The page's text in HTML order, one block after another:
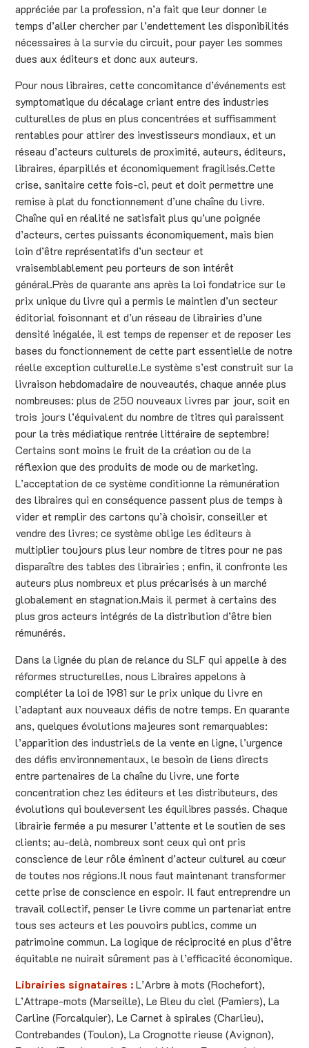
appréciée par la profession, n’a fait que leur donner le
temps d’aller chercher par l’endettement les disponibilités
nécessaires à la survie du circuit, pour payer les sommes
dues aux éditeurs et donc aux auteurs.
Pour nous libraires, cette concomitance d’événements est
symptomatique du décalage criant entre des industries
culturelles de plus en plus concentrées et suffisamment
rentables pour attirer des investisseurs mondiaux, et un
réseau d’acteurs culturels de proximité, auteurs, éditeurs,
libraires, éparpillés et économiquement fragilisés.Cette
crise, sanitaire cette fois-ci, peut et doit permettre une
remise à plat du fonctionnement d’une chaîne du livre.
Chaîne qui en réalité ne satisfait plus qu’une poignée
d’acteurs, certes puissants économiquement, mais bien
loin d’être représentatifs d’un secteur et
vraisemblablement peu porteurs de son intérêt
général.Près de quarante ans après la loi fondatrice sur le
prix unique du livre qui a permis le maintien d’un secteur
éditorial foisonnant et d’un réseau de librairies d’une
densité inégalée, il est temps de repenser et de reposer les
bases du fonctionnement de cette part essentielle de notre
réelle exception culturelle.Le système s’est construit sur la
livraison hebdomadaire de nouveautés, chaque année plus
nombreuses: plus de 250 nouveaux livres par jour, soit en
trois jours l’équivalent du nombre de titres qui paraissent
pour la très médiatique rentrée littéraire de septembre!
Certains sont moins le fruit de la création ou de la
réflexion que des produits de mode ou de marketing.
L’acceptation de ce système conditionne la rémunération
des libraires qui en conséquence passent plus de temps à
vider et remplir des cartons qu’à choisir, conseiller et
vendre des livres; ce système oblige les éditeurs à
multiplier toujours plus leur nombre de titres pour ne pas
disparaître des tables des librairies ; enfin, il confronte les
auteurs plus nombreux et plus précarisés à un marché
globalement en stagnation.Mais il permet à certains des
plus gros acteurs intégrés de la distribution d’être bien
rémunérés.
Dans la lignée du plan de relance du SLF qui appelle à des
réformes structurelles, nous Libraires appelons à
compléter la loi de 1981 sur le prix unique du livre en
l’adaptant aux nouveaux défis de notre temps. En quarante
ans, quelques évolutions majeures sont remarquables:
l’apparition des industriels de la vente en ligne, l’urgence
des défis environnementaux, le besoin de liens directs
entre partenaires de la chaîne du livre, une forte
concentration chez les éditeurs et les distributeurs, des
évolutions qui bouleversent les équilibres passés. Chaque
librairie fermée a pu mesurer l’attente et le soutien de ses
clients; au-delà, nombreux sont ceux qui ont pris
conscience de leur rôle éminent d’acteur culturel au cœur
de toutes nos régions.Il nous faut maintenant transformer
cette prise de conscience en espoir. Il faut entreprendre un
travail collectif, penser le livre comme un partenariat entre
tous ses acteurs et les pouvoirs publics, comme un
patrimoine commun. La logique de réciprocité en plus d’être
équitable ne nuirait sûrement pas à l’efficacité économique.
Librairies signataires :L’Arbre à mots (Rochefort),
L’Attrape-mots (Marseille), Le Bleu du ciel (Pamiers), La
Carline (Forcalquier), Le Carnet à spirales (Charlieu),
Contrebandes (Toulon), La Crognotte rieuse (Avignon),